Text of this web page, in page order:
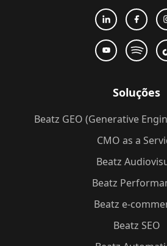
Soluções
Beatz GEO (Generative
CMO as a
Beatz
Beatz
Beatz e-
Beatz SEO